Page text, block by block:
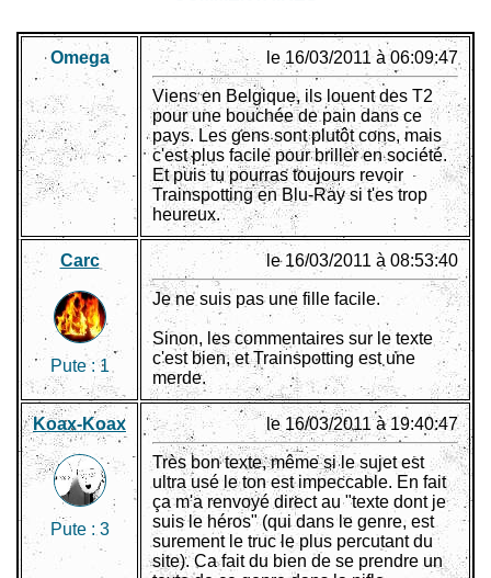
Omega le 16/03/2011 à 06:09:47
Viens en Belgique, ils louent des T2
pour une bouchée de pain dans ce
pays. Les gens sont plutôt cons, mais
c'est plus facile pour briller en société.
Et puis tu pourras toujours revoir
Trainspotting en Blu-Ray si t'es trop
heureux.
Carc
Pute :1
le 16/03/2011 à 08:53:40
Je ne suis pas une fille facile.
Sinon, les commentaires sur le texte
c'est bien, et Trainspotting est une
merde.
Koax-Koax
Pute : 3
le 16/03/2011 à 19:40:47
Très bon texte, même si le sujet est
ultra usé le ton est impeccable. En fait
ça m'a renvoyé direct au "texte dont je
suis le héros" (qui dans le genre, est
surement le truc le plus percutant du
site). Ca fait du bien de se prendre un